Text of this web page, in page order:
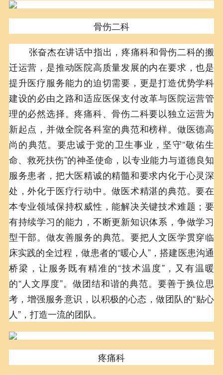
骨伤二科
张奋杰在讲话中指出，疼痛科和骨伤二科的搬
迁运营，是推动医院高质量发展的内在要求，也是
提升医疗服务能力的迫切需要，更是打造优势学科
建设的必由之路和适应医保支付改革与医院运营管
理的必然选择。疼痛科、骨伤二科要以独立运营为
新起点，并做全院各科室的典范和榜样。做医德高
尚的典范。要忠诚于党的卫生事业，坚守“敬佑生
命、救死扶伤”的神圣使命，以专业能力与道德良知
服务患者，把大医精诚的精髓和要求内化于心灵深
处，外化于医疗行动中。做医术精湛的典范。要在
本专业领域保持权威性，能解决关键技术难题；要
有持续学习的能力，不断更新知识体系，争做学习
型干部。做友善服务的典范。要把人文医学贯穿临
床实践的全过程，做患者的“暖心人”，搭建医患沟通
桥梁，让服务既有精准的“技术温度”，又有温暖
的“人文厚度”。做团结和谐的典范。要善于换位思
考，增强服务意识，以积极的心态，做团队的“贴心
人”，打造一流的团队。
疼痛科